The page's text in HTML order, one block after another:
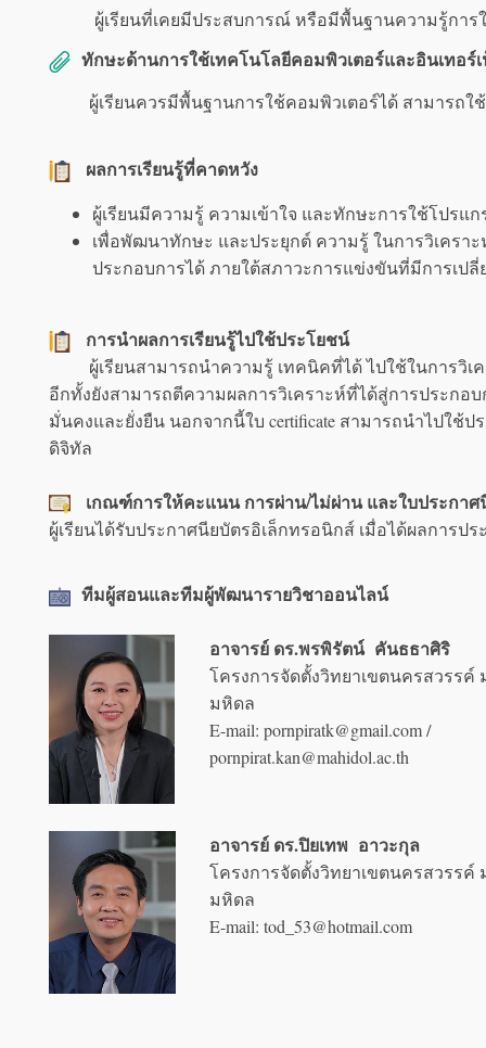
ผู้เรียนที่เคยมีประสบการณ์ หรือมีพื้นฐานความรู้การใช้โ
ทักษะด้านการใช้เทคโนโลยีคอมพิวเตอร์และอินเทอ
ผู้เรียนควรมีพื้นฐานการใช้คอมพิวเตอร์ได้ สามารถใช้โ
ผลการเรียนรู้ที่คาดหวัง
ผู้เรียนมีความรู้ ความเข้าใจ และทักษะการใช้โปรแ
เพื่อพัฒนาทักษะ และประยุกต์ ความรู้ ในการวิเครา
ประกอบการได้ ภายใต้สภาวะการแข่งขันที่มีการเปลี่
การนำผลการเรียนรู้ไปใช้ประโยชน์
ผู้เรียนสามารถนำความรู้ เทคนิคที่ได้ ไปใช้ในการวิเ
อีกทั้งยังสามารถตีความผลการวิเคราะห์ที่ได้สู่การประกอ
มั่นคงและยั่งยืน นอกจากนี้ใบ certificate สามารถนำไปใช้
ดิจิทัล
เกณฑ์การให้คะแนน การผ่าน/ไม่ผ่าน และใบประกาศ
ผู้เรียนได้รับประกาศนียบัตรอิเล็กทรอนิกส์ เมื่อได้ผลการประ
ทีมผู้สอนและทีมผู้พัฒนารายวิชาออนไลน์
อาจารย์ ดร.พรพิรัตน์ คันธธาศิริ
โครงการจัดตั้งวิทยาเขตนครสวรรค์
มหิดล
E-mail: pornpiratk@gmail.com /
pornpirat.kan@mahidol.ac.th
อาจารย์ ดร.ปิยเทพ อาวะกุล
โครงการจัดตั้งวิทยาเขตนครสวรรค์
มหิดล
E-mail: tod_53@hotmail.com